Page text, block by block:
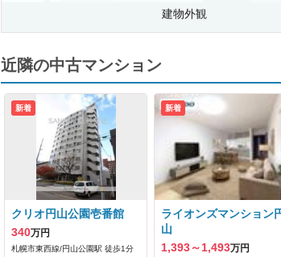
建物外観
近隣の中古マンション
新着
クリオ円山公園壱番館
340万円
札幌市東西線/円山公園駅 徒歩1分
新着
ライオンズマンション
山
1,393～1,493万円